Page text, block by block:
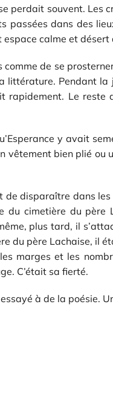
perdait souvent. Les
passées dans des
calme et
de se
Pendant la
Le reste
y avait
vêtement bien plié
de disparaître dans
du cimetière du
plus tard, il
du père Lachaise, il
marges et les
C’était sa fierté.
à de la poésie.